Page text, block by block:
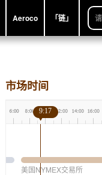
Aeroco 「链」
市场时间
美国NYMEX交易所
9:17